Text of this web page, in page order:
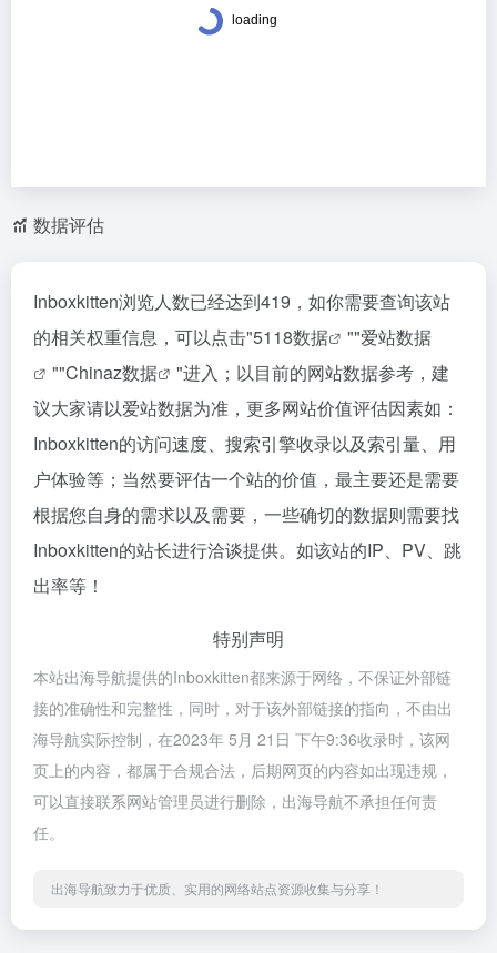
数据评估
Inboxkitten浏览人数已经达到419，如你需要查询该站
的相关权重信息，可以点击"5118数据 ""爱站数据
""Chinaz数据
"进入；以目前的网站数据参考，建
议大家请以爱站数据为准，更多网站价值评估因素如：
Inboxkitten的访问速度、搜索引擎收录以及索引量、用
户体验等；当然要评估一个站的价值，最主要还是需要
根据您自身的需求以及需要，一些确切的数据则需要找
Inboxkitten的站长进行洽谈提供。如该站的IP、PV、跳
出率等！
特别声明
本站出海导航提供的Inboxkitten都来源于网络，不保证外部链
接的准确性和完整性，同时，对于该外部链接的指向，不由出
海导航实际控制，在2023年 5月 21日 下午9:36收录时，该网
页上的内容，都属于合规合法，后期网页的内容如出现违规，
可以直接联系网站管理员进行删除，出海导航不承担任何责
任。
出海导航致力于优质、实用的网络站点资源收集与分享！